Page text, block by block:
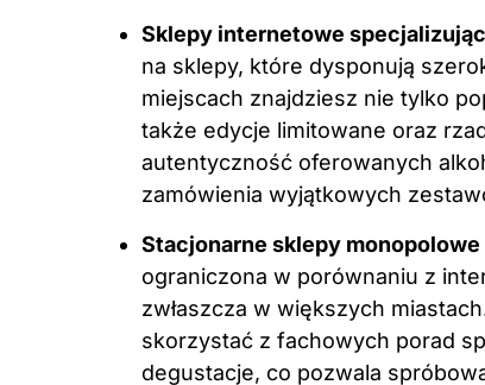
Sklepy internetowe
na sklepy, które dysponują
miejscach znajdziesz nie tylko
także edycje limitowane oraz
autentyczność oferowanych
zamówienia wyjątkowych
Stacjonarne sklepy monopolowe
ograniczona w porównaniu z
zwłaszcza w większych
skorzystać z fachowych porad
degustacje, co pozwala